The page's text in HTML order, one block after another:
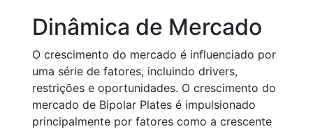
Dinâmica de Mercado
O crescimento do mercado é influenciado por
uma série de fatores, incluindo drivers,
restrições e oportunidades. O crescimento do
mercado de Bipolar Plates é impulsionado
principalmente por fatores como a crescente